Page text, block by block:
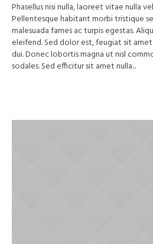
Phasellus nisi nulla, laoreet vitae nulla
Pellentesque habitant morbi tristique
malesuada fames ac turpis egestas.
eleifend. Sed dolor est, feugiat sit
dui. Donec lobortis magna ut nisl
sodales. Sed efficitur sit amet nulla...